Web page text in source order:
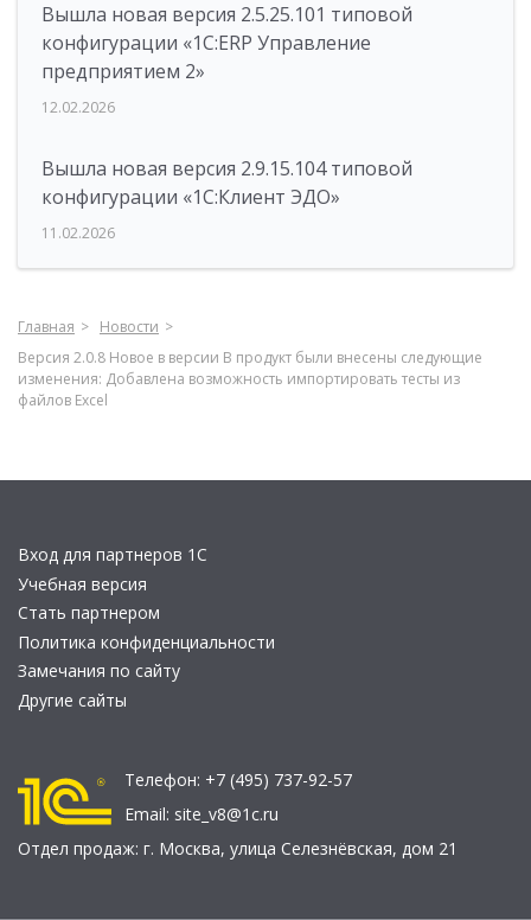
Вышла новая версия 2.5.25.101 типовой
конфигурации «1С:ERP Управление
предприятием 2»
12.02.2026
Вышла новая версия 2.9.15.104 типовой
конфигурации «1С:Клиент ЭДО»
11.02.2026
Главная
Новости
Версия 2.0.8 Новое в версии В продукт были внесены следующие
изменения: Добавлена возможность импортировать тесты из
файлов Excel
Вход для партнеров 1С
Учебная версия
Стать партнером
Политика конфиденциальности
Замечания по сайту
Другие сайты
Телефон: +7 (495) 737-92-57
Email: site_v8@1c.ru
Отдел продаж: г. Москва, улица Селезнёвская, дом 21